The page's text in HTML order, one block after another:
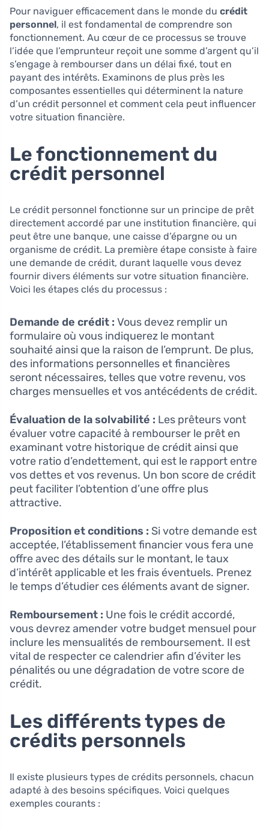
Pour naviguer efficacement dans le monde du crédit
personnel, il est fondamental de comprendre son
fonctionnement. Au cœur de ce processus se trouve
l’idée que l’emprunteur reçoit une somme d’argent qu’il
s’engage à rembourser dans un délai fixé, tout en
payant des intérêts. Examinons de plus près les
composantes essentielles qui déterminent la nature
d’un crédit personnel et comment cela peut influencer
votre situation financière.
Le fonctionnement du
crédit personnel
Le crédit personnel fonctionne sur un principe de prêt
directement accordé par une institution financière, qui
peut être une banque, une caisse d’épargne ou un
organisme de crédit. La première étape consiste à faire
une demande de crédit, durant laquelle vous devez
fournir divers éléments sur votre situation financière.
Voici les étapes clés du processus :
Demande de crédit : Vous devez remplir un
formulaire où vous indiquerez le montant
souhaité ainsi que la raison de l’emprunt. De plus,
des informations personnelles et financières
seront nécessaires, telles que votre revenu, vos
charges mensuelles et vos antécédents de crédit.
Évaluation de la solvabilité : Les prêteurs vont
évaluer votre capacité à rembourser le prêt en
examinant votre historique de crédit ainsi que
votre ratio d’endettement, qui est le rapport entre
vos dettes et vos revenus. Un bon score de crédit
peut faciliter l’obtention d’une offre plus
attractive.
Proposition et conditions : Si votre demande est
acceptée, l’établissement financier vous fera une
offre avec des détails sur le montant, le taux
d’intérêt applicable et les frais éventuels. Prenez
le temps d’étudier ces éléments avant de signer.
Remboursement : Une fois le crédit accordé,
vous devrez amender votre budget mensuel pour
inclure les mensualités de remboursement. Il est
vital de respecter ce calendrier afin d’éviter les
pénalités ou une dégradation de votre score de
crédit.
Les différents types de
crédits personnels
Il existe plusieurs types de crédits personnels, chacun
adapté à des besoins spécifiques. Voici quelques
exemples courants :